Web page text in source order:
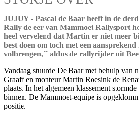
JUJUY - Pascal de Baar heeft in de
Rally de eer van Mammoet Rallysport
heel vervelend dat Martin er niet meer
best doen om toch met een
volbrengen,´´ aldus de rallyrijder uit
Vandaag stuurde De Baar met behulp van
Graaff en monteur Martin Roesink de
plaats. In het algemeen klassement
binnen. De Mammoet-equipe is
positie.